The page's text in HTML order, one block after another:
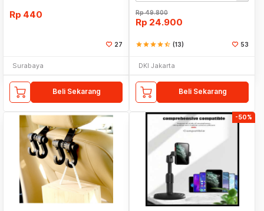
Rp 440
27
Surabaya
Beli Sekarang
Rp49.800
Rp 24.900
starstarstarstarstar_half (13) 53
DKI Jakarta
Beli Sekarang
-50%